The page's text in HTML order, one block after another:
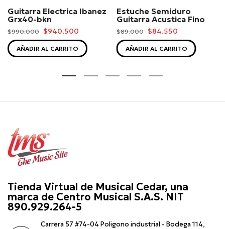
Guitarra Electrica Ibanez
Grx40-bkn
$990.000 $940.500
AÑADIR AL CARRITO
Estuche Semiduro
Guitarra Acustica Fino
$89.000 $84.550
AÑADIR AL CARRITO
Tienda Virtual de Musical Cedar, una
marca de Centro Musical S.A.S. NIT
890.929.264-5
Carrera 57 #74-04 Poligono industrial - Bodega 114,